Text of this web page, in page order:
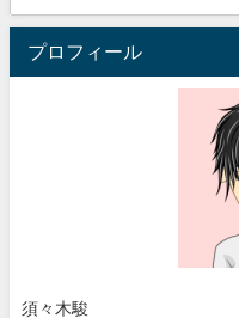
プロフィール
須々木駿